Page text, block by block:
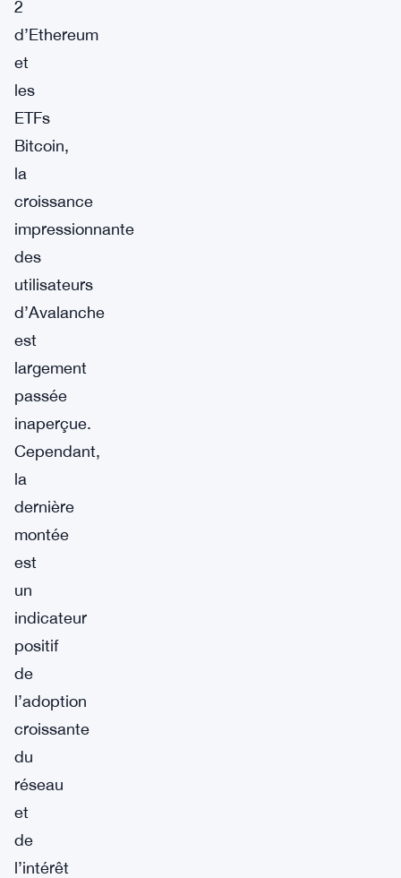
2
d’Ethereum
et
les
ETFs
Bitcoin,
la
croissance
impressionnante
des
utilisateurs
d’Avalanche
est
largement
passée
inaperçue.
Cependant,
la
dernière
montée
est
un
indicateur
positif
de
l’adoption
croissante
du
réseau
et
de
l’intérêt